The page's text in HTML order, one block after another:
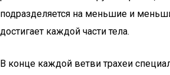
подразделяется на меньшие и
достигает каждой части тела.
В конце каждой ветви трахеи